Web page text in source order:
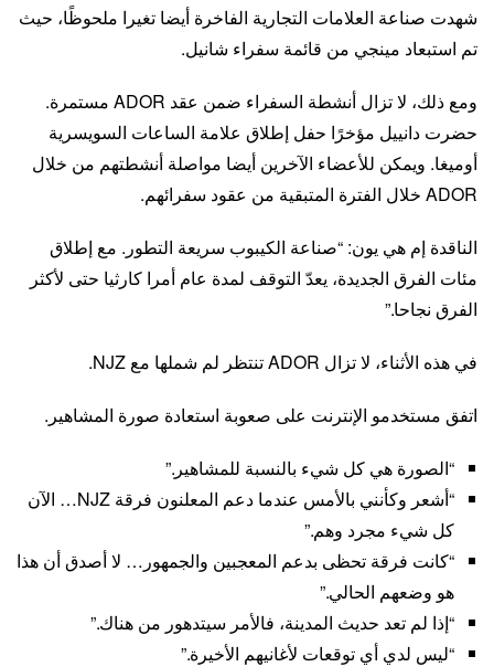
شهدت صناعة العلامات التجارية الفاخرة أيضا تغيرا ملحوظًا، حيث
تم استبعاد مينجي من قائمة سفراء شانيل.
ومع ذلك، لا تزال أنشطة السفراء ضمن عقد ADOR مستمرة.
حضرت دانييل مؤخرًا حفل إطلاق علامة الساعات السويسرية
أوميغا. ويمكن للأعضاء الآخرين أيضا مواصلة أنشطتهم من خلال
ADOR خلال الفترة المتبقية من عقود سفرائهم.
الناقدة إم هي يون: “صناعة الكيبوب سريعة التطور. مع إطلاق
مئات الفرق الجديدة، يعدّ التوقف لمدة عام أمرا كارثيا حتى لأكثر
الفرق نجاحا.”
في هذه الأثناء، لا تزال ADOR تنتظر لم شملها مع NJZ.
اتفق مستخدمو الإنترنت على صعوبة استعادة صورة المشاهير.
“الصورة هي كل شيء بالنسبة للمشاهير.”
“أشعر وكأنني بالأمس عندما دعم المعلنون فرقة NJZ… الآن
كل شيء مجرد وهم.”
“كانت فرقة تحظى بدعم المعجبين والجمهور… لا أصدق أن هذا
هو وضعهم الحالي.”
“إذا لم تعد حديث المدينة، فالأمر سيتدهور من هناك.”
“ليس لدي أي توقعات لأغانيهم الأخيرة.”